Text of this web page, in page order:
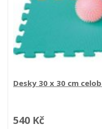
Desky 30 x 30 cm
540 Kč